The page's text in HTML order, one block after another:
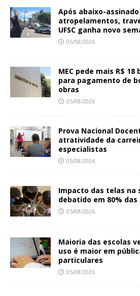
Após abaixo-
atropelamentos,
UFSC ganha novo
05/08/2026
MEC pede mais R$ 18
para pagamento de
obras
05/08/2026
Prova Nacional
atratividade da
especialistas
05/08/2026
Impacto das telas na
debatido em 80% das
05/08/2026
Maioria das escolas
uso é maior em
particulares
05/08/2026